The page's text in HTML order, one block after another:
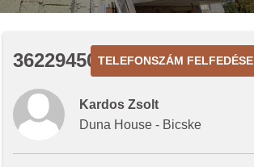
3622945002TELEFONSZÁM FELFEDÉSE
Kardos Zsolt
Duna House - Bicske